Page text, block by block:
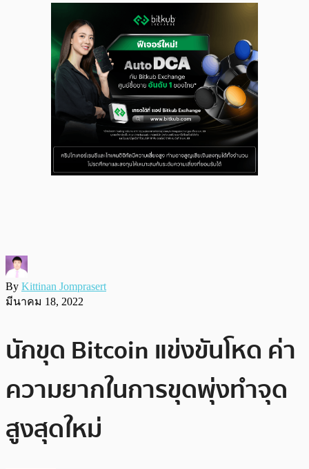
By Kittinan Jomprasert
มีนาคม 18, 2022
นักขุด Bitcoin แข่งขันโหด ค่า
ความยากในการขุดพุ่งทำจุด
สูงสุดใหม่